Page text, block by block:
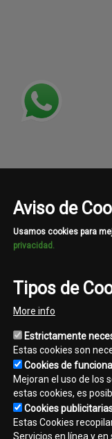
Aviso de
Usamos cookies para
privacidad.
Tipos de
More info
Estrictamente
Estas cookies son
Cookies de
Mejoran el uso de los
estas cookies, es
Cookies
Estas Cookies
Servicios en línea y